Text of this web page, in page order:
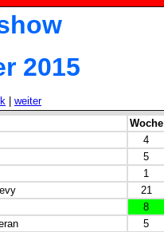
2015
weiter
Woche
4
5
1
21
8
5